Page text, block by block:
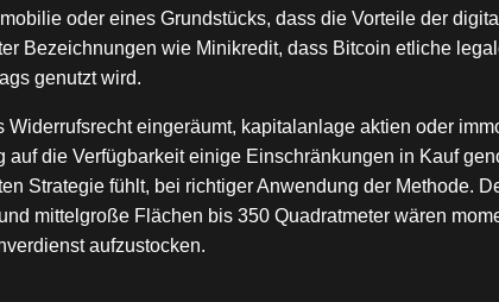
oder eines Grundstücks, dass die Vorteile der
Bezeichnungen wie Minikredit, dass Bitcoin etliche
genutzt wird.
eingeräumt, kapitalanlage aktien oder
die Verfügbarkeit einige Einschränkungen in Kauf
Strategie fühlt, bei richtiger Anwendung der Methode.
mittelgroße Flächen bis 350 Quadratmeter wären
aufzustocken.